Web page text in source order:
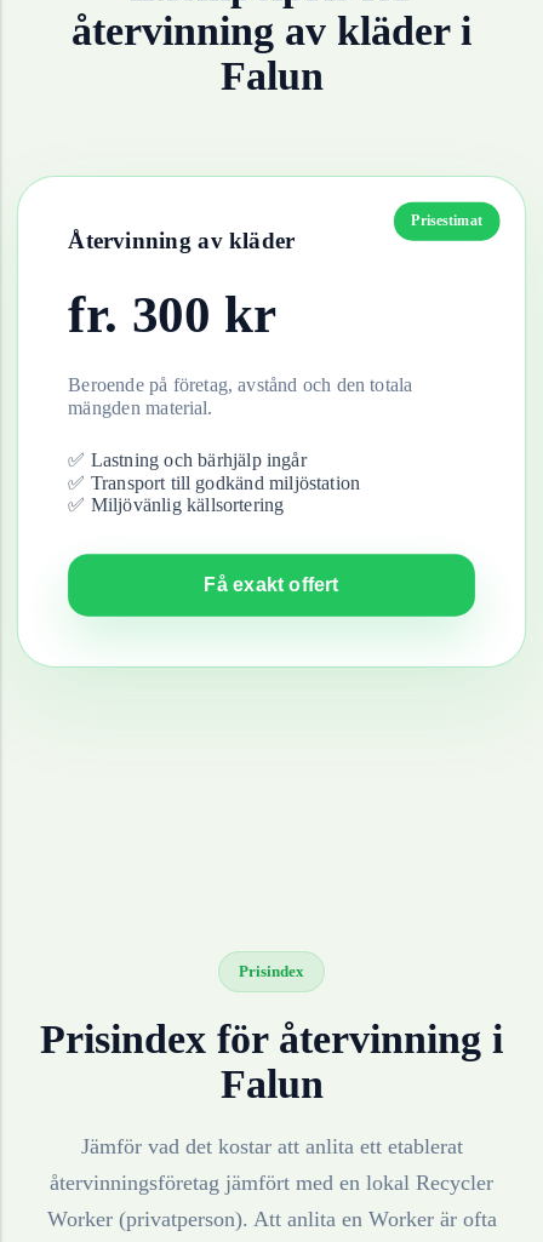
återvinning av kläderi
Falun
Prisestimat
Återvinning av kläder
fr. 300 kr
Beroende på företag, avstånd och den totala
mängden material.
✅ Lastning och bärhjälp ingår
✅ Transport till godkänd miljöstation
✅ Miljövänlig källsortering
Få exakt offert
Prisindex
Prisindex för återvinning i
Falun
Jämför vad det kostar att anlita ett etablerat
återvinningsföretag jämfört med en lokal Recycler
Worker (privatperson). Att anlita en Worker är ofta